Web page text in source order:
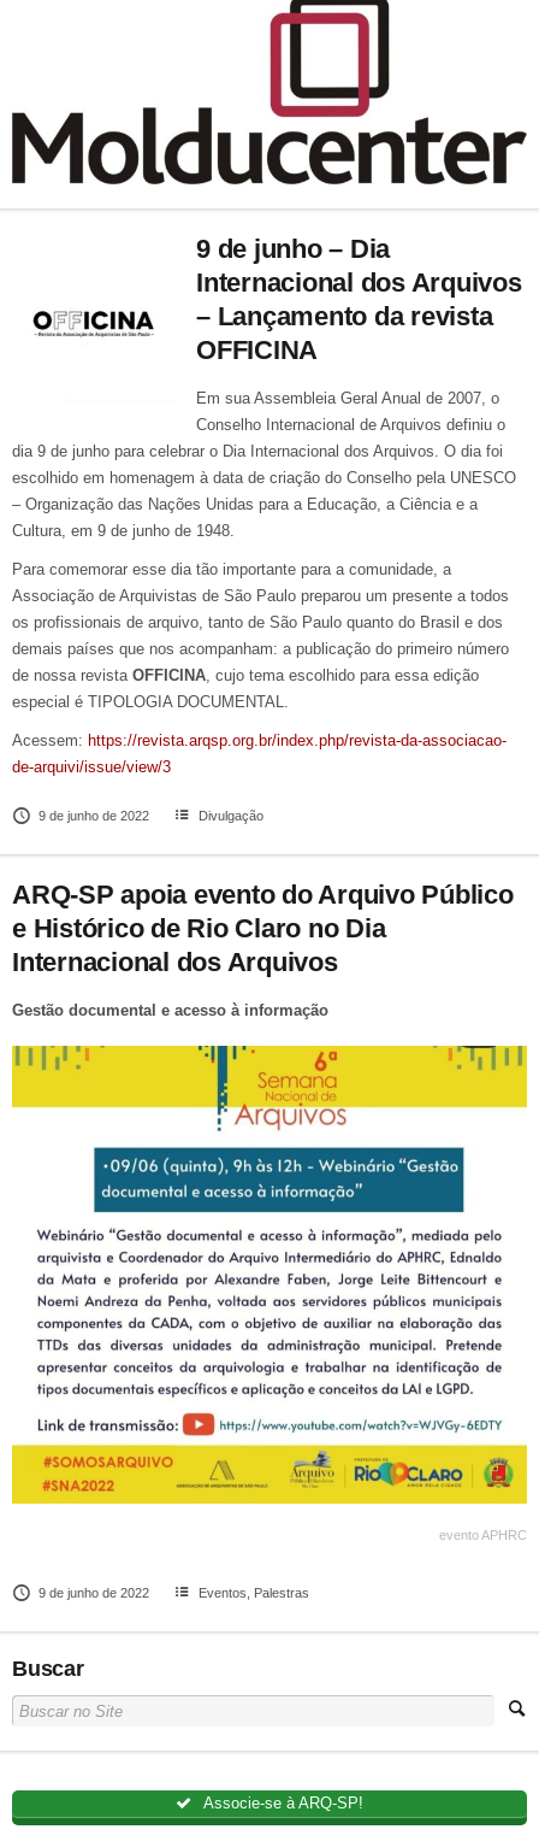
9 de junho – Dia
Internacional dos Arquivos
– Lançamento da revista
OFFICINA
Em sua Assembleia Geral Anual de 2007, o
Conselho Internacional de Arquivos definiu o
dia 9 de junho para celebrar o Dia Internacional dos Arquivos. O dia foi
escolhido em homenagem à data de criação do Conselho pela UNESCO
– Organização das Nações Unidas para a Educação, a Ciência e a
Cultura, em 9 de junho de 1948.
Para comemorar esse dia tão importante para a comunidade, a
Associação de Arquivistas de São Paulo preparou um presente a todos
os profissionais de arquivo, tanto de São Paulo quanto do Brasil e dos
demais países que nos acompanham: a publicação do primeiro número
de nossa revista OFFICINA , cujo tema escolhido para essa edição
especial é TIPOLOGIA DOCUMENTAL.
Acessem: https://revista.arqsp.org.br/index.php/revista-da-associacao-
de-arquivi/issue/view/3
9 de junho de 2022 Divulgação
ARQ-SP apoia evento do Arquivo Público
e Histórico de Rio Claro no Dia
Internacional dos Arquivos
Gestão documental e acesso à informação
evento APHRC
9 de junho de 2022 Eventos Palestras
Buscar
Associe-se à ARQ-SP!